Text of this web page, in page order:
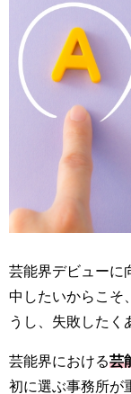
芸能界デビューに
中したいからこそ
うし、失敗したく
芸能界における芸
初に選ぶ事務所が